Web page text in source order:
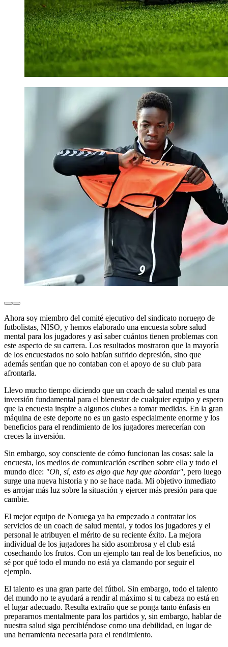
Ahora soy miembro del comité ejecutivo del sindicato noruego de
futbolistas, NISO, y hemos elaborado una encuesta sobre salud
mental para los jugadores y así saber cuántos tienen problemas con
este aspecto de su carrera. Los resultados mostraron que la mayoría
de los encuestados no solo habían sufrido depresión, sino que
además sentían que no contaban con el apoyo de su club para
afrontarla.
Llevo mucho tiempo diciendo que un coach de salud mental es una
inversión fundamental para el bienestar de cualquier equipo y espero
que la encuesta inspire a algunos clubes a tomar medidas. En la gran
máquina de este deporte no es un gasto especialmente enorme y los
beneficios para el rendimiento de los jugadores merecerían con
creces la inversión.
Sin embargo, soy consciente de cómo funcionan las cosas: sale la
encuesta, los medios de comunicación escriben sobre ella y todo el
mundo dice: "Oh, sí, esto es algo que hay que abordar", pero luego
surge una nueva historia y no se hace nada. Mi objetivo inmediato
es arrojar más luz sobre la situación y ejercer más presión para que
cambie.
El mejor equipo de Noruega ya ha empezado a contratar los
servicios de un coach de salud mental, y todos los jugadores y el
personal le atribuyen el mérito de su reciente éxito. La mejora
individual de los jugadores ha sido asombrosa y el club está
cosechando los frutos. Con un ejemplo tan real de los beneficios, no
sé por qué todo el mundo no está ya clamando por seguir el
ejemplo.
El talento es una gran parte del fútbol. Sin embargo, todo el talento
del mundo no te ayudará a rendir al máximo si tu cabeza no está en
el lugar adecuado. Resulta extraño que se ponga tanto énfasis en
prepararnos mentalmente para los partidos y, sin embargo, hablar de
nuestra salud siga percibiéndose como una debilidad, en lugar de
una herramienta necesaria para el rendimiento.